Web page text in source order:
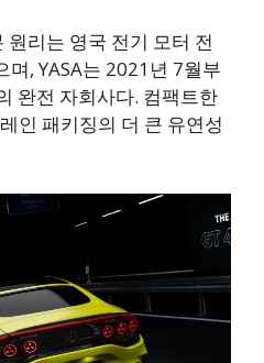
리는 영국 전기 모터 전
며, YASA는 2021년 7월부
완전 자회사다. 컴팩트한
인 패키징의 더 큰 유연성